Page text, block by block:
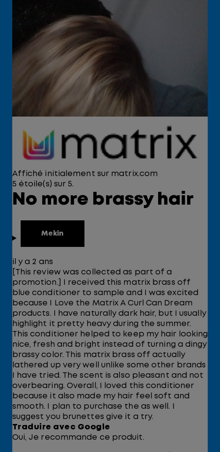
Affiché initialement sur matrix.com
5 étoile(s) sur 5.
No more brassy hair
Mekin
il y a 2 ans
[This review was collected as part of a
promotion.] I received this matrix brass off
blue conditioner to sample and I was excited
because I Love the Matrix A Curl Can Dream
products. I have naturally dark hair, but I usually
highlight it pretty heavy during the summer.
This conditioner helped to keep my hair looking
nice, fresh and bright instead of turning a dingy
brassy color. This matrix brass off actually
lathered up very well unlike some other brands
I have tried. The scent is also pleasant and not
overbearing. Overall, I loved this conditioner
because it also made my hair feel soft and
smooth. I plan to purchase the as well. I
suggest you brunettes give it a try.
Traduire avec Google
Oui, Je recommande ce produit.